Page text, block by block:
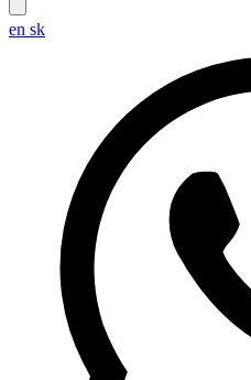
en sk